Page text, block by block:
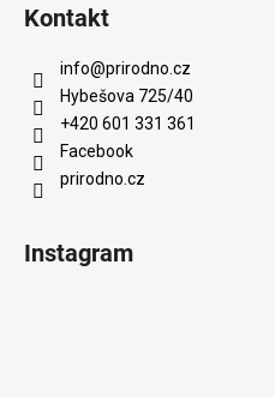
Kontakt
info@prirodno.cz
Hybešova 725/40
+420 601 331 361
Facebook
prirodno.cz
Instagram